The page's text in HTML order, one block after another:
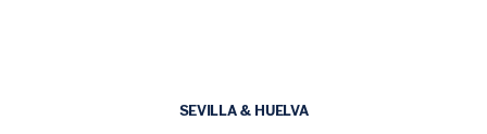
SEVILLA & HUELVA